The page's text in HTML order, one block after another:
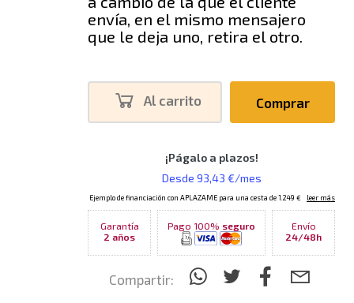
envía, en el mismo mensajero
que le deja uno, retira el otro.
Al carrito Comprar
Garantía
2 años
Pago 100% seguro
Envío
24/48h
Compartir: